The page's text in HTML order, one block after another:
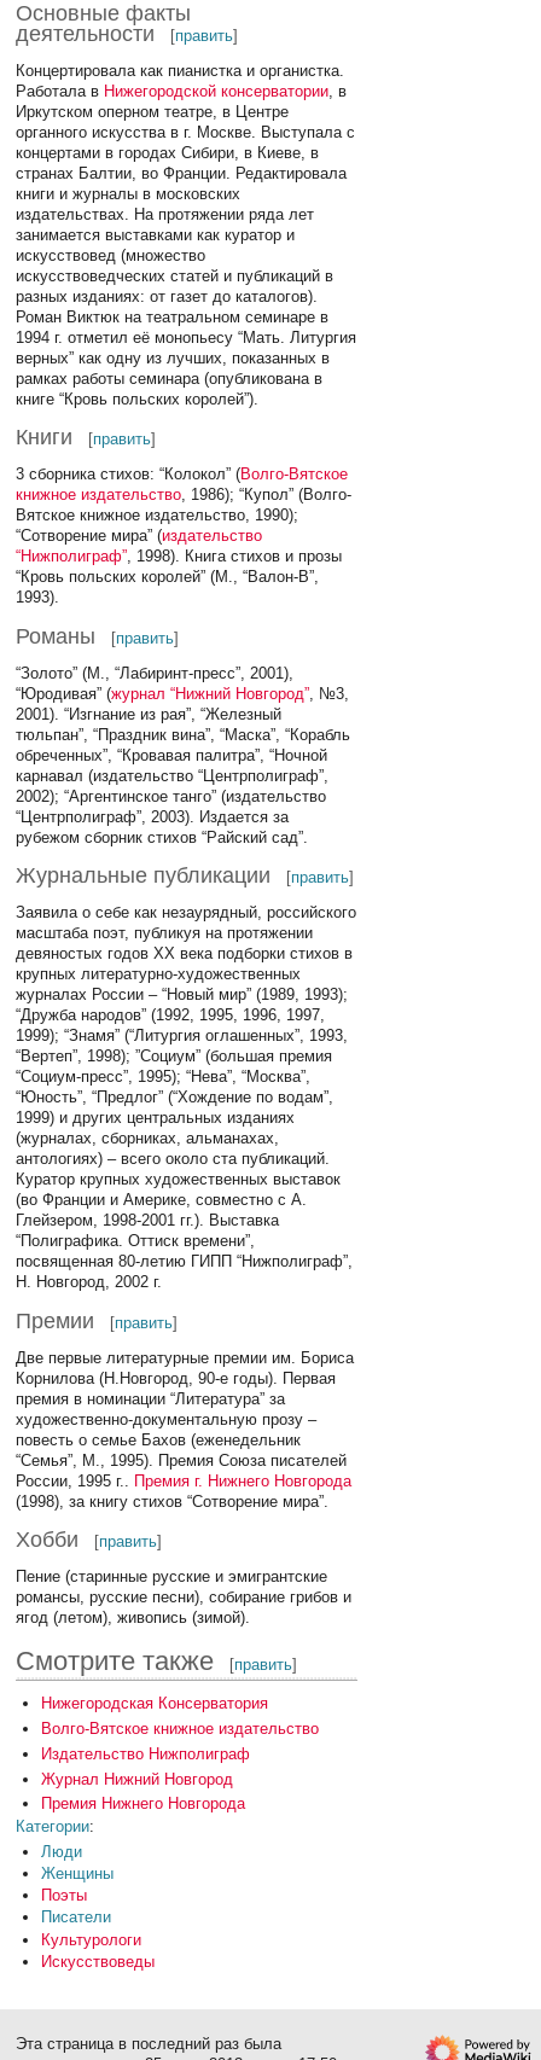
Основные факты
деятельности
[править]
Концертировала как пианистка и органистка.
Работала в Нижегородской консерватории, в
Иркутском оперном театре, в Центре
органного искусства в г. Москве. Выступала с
концертами в городах Сибири, в Киеве, в
странах Балтии, во Франции. Редактировала
книги и журналы в московских
издательствах. На протяжении ряда лет
занимается выставками как куратор и
искусствовед (множество
искусствоведческих статей и публикаций в
разных изданиях: от газет до каталогов).
Роман Виктюк на театральном семинаре в
1994 г. отметил её монопьесу “Мать. Литургия
верных” как одну из лучших, показанных в
рамках работы семинара (опубликована в
книге “Кровь польских королей”).
Книги [править]
3 сборника стихов: “Колокол” (Волго-Вятское
книжное издательство, 1986); “Купол” (Волго-
Вятское книжное издательство, 1990);
“Сотворение мира” (издательство
“Нижполиграф”, 1998). Книга стихов и прозы
“Кровь польских королей” (М., “Валон-В”,
1993).
Романы [править]
“Золото” (М., “Лабиринт-пресс”, 2001),
“Юродивая” (журнал “Нижний Новгород” , №3,
2001). “Изгнание из рая”, “Железный
тюльпан”, “Праздник вина”, “Маска”, “Корабль
обреченных”, “Кровавая палитра”, “Ночной
карнавал (издательство “Центрполиграф”,
2002); “Аргентинское танго” (издательство
“Центрполиграф”, 2003). Издается за
рубежом сборник стихов “Райский сад”.
Журнальные публикации [править]
Заявила о себе как незаурядный, российского
масштаба поэт, публикуя на протяжении
девяностых годов XX века подборки стихов в
крупных литературно-художественных
журналах России – “Новый мир” (1989, 1993);
“Дружба народов” (1992, 1995, 1996, 1997,
1999); “Знамя” (“Литургия оглашенных”, 1993,
“Вертеп”, 1998); ”Социум” (большая премия
“Социум-пресс”, 1995); “Нева”, “Москва”,
“Юность”, “Предлог” (“Хождение по водам”,
1999) и других центральных изданиях
(журналах, сборниках, альманахах,
антологиях) – всего около ста публикаций.
Куратор крупных художественных выставок
(во Франции и Америке, совместно с А.
Глейзером, 1998-2001 гг.). Выставка
“Полиграфика. Оттиск времени”,
посвященная 80-летию ГИПП “Нижполиграф”,
Н. Новгород, 2002 г.
Премии [править]
Две первые литературные премии им. Бориса
Корнилова (Н.Новгород, 90-е годы). Первая
премия в номинации “Литература” за
художественно-документальную прозу –
повесть о семье Бахов (еженедельник
“Семья”, М., 1995). Премия Союза писателей
России, 1995 г.. Премия г. Нижнего Новгорода
(1998), за книгу стихов “Сотворение мира”.
Хобби [править]
Пение (старинные русские и эмигрантские
романсы, русские песни), собирание грибов и
ягод (летом), живопись (зимой).
Смотрите также [править]
Нижегородская Консерватория
Волго-Вятское книжное издательство
Издательство Нижполиграф
Журнал Нижний Новгород
Премия Нижнего Новгорода
Категории:
Люди
Женщины
Поэты
Писатели
Культурологи
Искусствоведы
Эта страница в последний раз была